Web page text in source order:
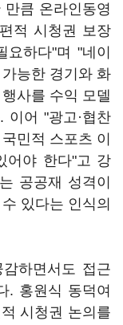
큼 온라인동영
적 시청권 보장
하다"며 "네이
능한 경기와 화
사를 수익 모델
이어 "광고·협찬
민적 스포츠 이
어야 한다"고 강
공공재 성격이
있다는 인식의
하면서도 접근
. 홍원식 동덕여
시청권 논의를